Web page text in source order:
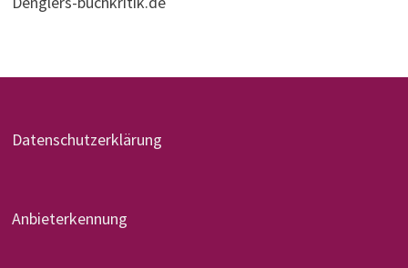
Datenschutzerklärung
Anbieterkennung